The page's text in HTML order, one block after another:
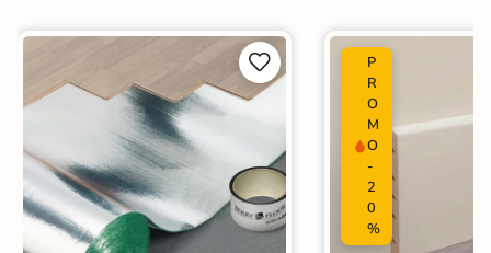
Bureau / Commerce
Sol intérieur
Coefficient
antidérapant
R9 - Faible antidérapant
Nombres de
tampons
Pièce humides


P
R
O
M
O
-
2
0
%